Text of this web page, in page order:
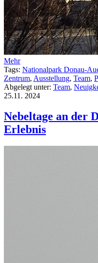
Mehr
Tags: Nationalpark Donau-
Zentrum, Ausstellung, Team,
Abgelegt unter: Team,
25.11. 2024
Nebeltage an der
Erlebnis